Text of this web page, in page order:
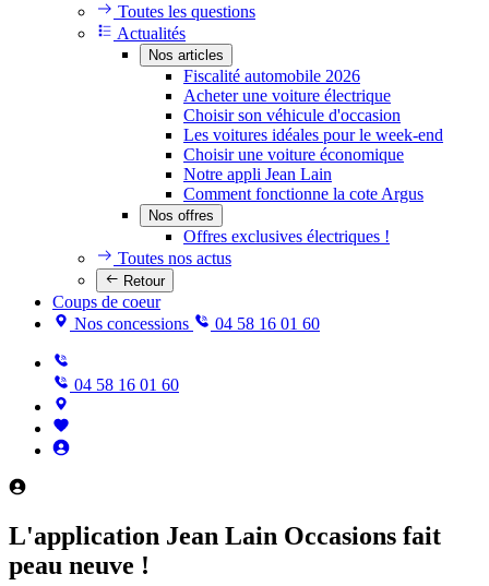
Toutes les questions
Actualités
Nos articles
Fiscalité automobile 2026
Acheter une voiture électrique
Choisir son véhicule d'occasion
Les voitures idéales pour le week-end
Choisir une voiture économique
Notre appli Jean Lain
Comment fonctionne la cote Argus
Nos offres
Offres exclusives électriques !
Toutes nos actus
Retour
Coups de coeur
Nos concessions
04 58 16 01 60
04 58 16 01 60
L'application Jean Lain Occasions fait
peau neuve !